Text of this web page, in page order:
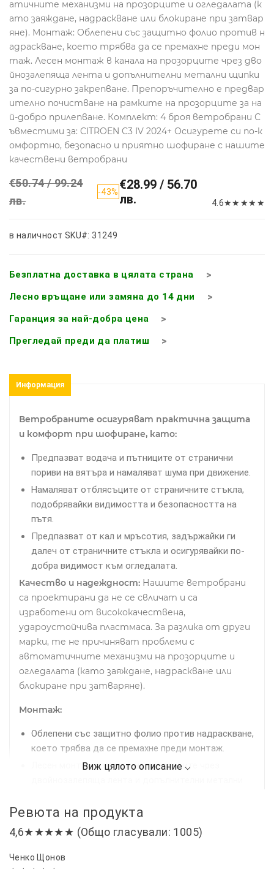
атичните механизми на прозорците и огледалата (к
ато заяждане, надраскване или блокиране при затвар
яне). Монтаж: Облепени със защитно фолио против н
адраскване, което трябва да се премахне преди мон
таж. Лесен монтаж в канала на прозорците чрез дво
йнозалепяща лента и допълнителни метални щипки
за по-сигурно закрепване. Препоръчително е предвар
ително почистване на рамките на прозорците за на
й-добро прилепване. Комплект: 4 броя ветробрани С
ъвместими за: CITROEN C3 IV 2024+ Осигурете си по-к
омфортно, безопасно и приятно шофиране с нашите
качествени ветробрани
€50.74 / 99.24
лв.
-43%€28.99 / 56.70
лв.
4.6★★ ★★ ★
в наличност SKU#: 31249
Безплатна доставка в цялата страна
Лесно връщане или замяна до 14 дни
Гаранция за най-добра цена
Прегледай преди да платиш
Информация
Ветробраните осигуряват практична защита
и комфорт при шофиране, като:
Предпазват водача и пътниците от странични
пориви на вятъра и намаляват шума при движение.
Намаляват отблясъците от страничните стъкла,
подобрявайки видимостта и безопасността на
пътя.
Предпазват от кал и мръсотия, задържайки ги
далеч от страничните стъкла и осигурявайки по-
добра видимост към огледалата.
Качество и надеждност: Нашите ветробрани
са проектирани да не се свличат и са
изработени от висококачествена,
удароустойчива пластмаса. За разлика от други
марки, те не причиняват проблеми с
автоматичните механизми на прозорците и
огледалата (като заяждане, надраскване или
блокиране при затваряне).
Монтаж:
Облепени със защитно фолио против надраскване,
което трябва да се премахне преди монтаж.
Лесен монтаж в канала на прозорците чрез
Препоръчително е предварително почистване на
рамките на прозорците за най-добро прилепване.
Ревюта на продукта
4,6★★★★★ (Общо гласували: 1005)
Ченко Щонов